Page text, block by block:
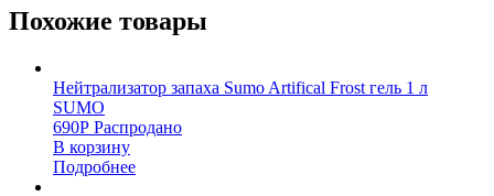
Похожие товары
Нейтрализатор запаха Sumo Artifical Frost гель 1 л
SUMO
690Р Распродано
В корзину
Подробнее